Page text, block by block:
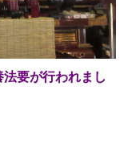
要が行われまし